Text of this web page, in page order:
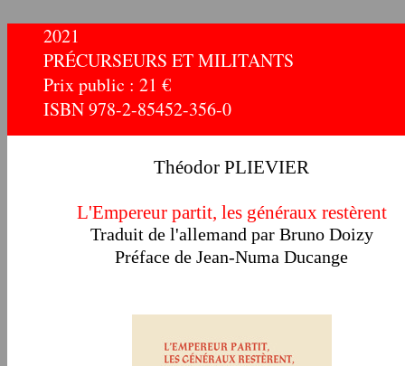
2021
PRÉCURSEURS ET MILITANTS
Prix public : 21 €
ISBN 978-2-85452-356-0
Théodor PLIEVIER
L'Empereur partit, les généraux restèrent
Traduit de l'allemand par Bruno Doizy
Préface de Jean-Numa Ducange